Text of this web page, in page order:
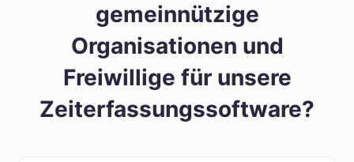
gemeinnützige
Organisationen und
Freiwillige für unsere
Zeiterfassungssoftware?